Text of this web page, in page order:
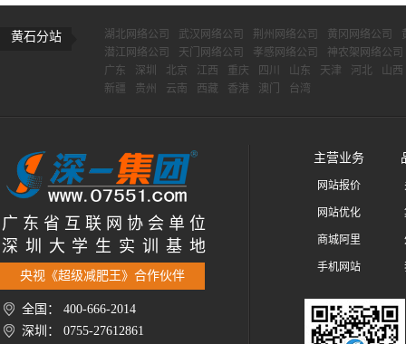
黄石分站 湖北网络公司 武汉网络公司 荆州网络公司 黄冈网络公司
潜江网络公司
天门网络公司 孝感网络公司
神农架网络公司
广东
深圳 北京 江西 重庆 四川 山东 天津 河北
山西
新疆
贵州 云南 西藏 香港 澳门 台湾
广 东 省 互 联 网 协 会 单 位
深 圳 大 学 生 实 训 基 地
央视《超级减肥王》合作伙伴
全国： 400-666-2014
深圳： 0755-27612861
主营业务
网站报价
网站优化
商城阿里
手机网站